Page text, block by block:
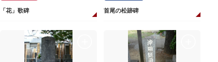
「花」歌碑 首尾の松跡碑